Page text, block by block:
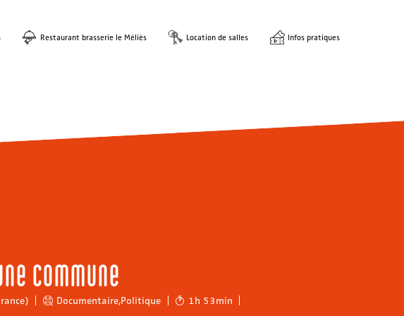
Restaurant brasserie le Méliès Location de salles Infos pratiques
commune
Documentaire,Politique 1h 53min